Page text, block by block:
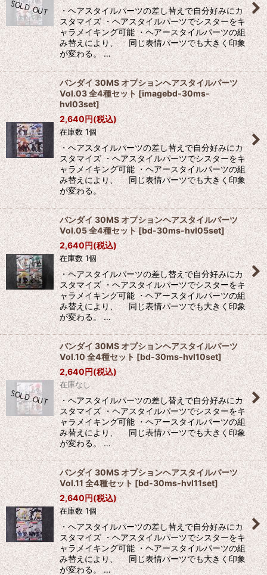
・ヘアスタイルパーツの差し替えで自分好みにカ
スタマイズ ・ヘアスタイルパーツでシスターをキ
ャラメイキング可能 ・ヘアースタイルパーツの組
み替えにより、 同じ表情パーツでも大きく印象
が変わる。 …
バンダイ 30MS オプションヘアスタイルパーツ
Vol.03 全4種セット[imagebd-30ms-
hvl03set]
2,640円(税込)
在庫数 1個
・ヘアスタイルパーツの差し替えで自分好みにカ
スタマイズ ・ヘアスタイルパーツでシスターをキ
ャラメイキング可能 ・ヘアースタイルパーツの組
み替えにより、 同じ表情パーツでも大きく印象
が変わる。
バンダイ 30MS オプションヘアスタイルパーツ
Vol.05 全4種セット[bd-30ms-hvl05set]
2,640円(税込)
在庫数 1個
・ヘアスタイルパーツの差し替えで自分好みにカ
スタマイズ ・ヘアスタイルパーツでシスターをキ
ャラメイキング可能 ・ヘアースタイルパーツの組
み替えにより、 同じ表情パーツでも大きく印象
が変わる。 …
バンダイ 30MS オプションヘアスタイルパーツ
Vol.10 全4種セット[bd-30ms-hvl10set]
2,640円(税込)
在庫なし
・ヘアスタイルパーツの差し替えで自分好みにカ
スタマイズ ・ヘアスタイルパーツでシスターをキ
ャラメイキング可能 ・ヘアースタイルパーツの組
み替えにより、 同じ表情パーツでも大きく印象
が変わる。 …
バンダイ 30MS オプションヘアスタイルパーツ
Vol.11 全4種セット[bd-30ms-hvl11set]
2,640円(税込)
在庫数 1個
・ヘアスタイルパーツの差し替えで自分好みにカ
スタマイズ ・ヘアスタイルパーツでシスターをキ
ャラメイキング可能 ・ヘアースタイルパーツの組
み替えにより、 同じ表情パーツでも大きく印象
が変わる。 …